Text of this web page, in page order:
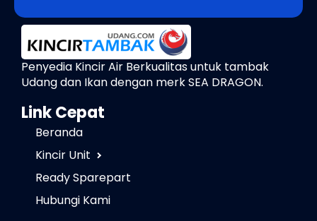
Penyedia Kincir Air Berkualitas untuk tambak
Udang dan Ikan dengan merk SEA DRAGON.
Link Cepat
Beranda
Kincir Unit
Ready Sparepart
Hubungi Kami